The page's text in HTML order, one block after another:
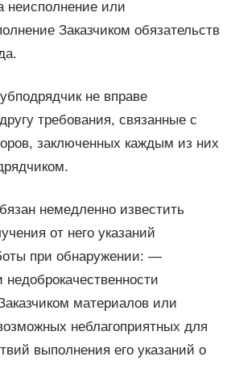
неисполнение или
Заказчиком обязательств
не вправе
требования, связанные с
заключенных каждым из них
немедленно известить
от него указаний
при обнаружении: —
недоброкачественности
материалов или
неблагоприятных для
выполнения его указаний о